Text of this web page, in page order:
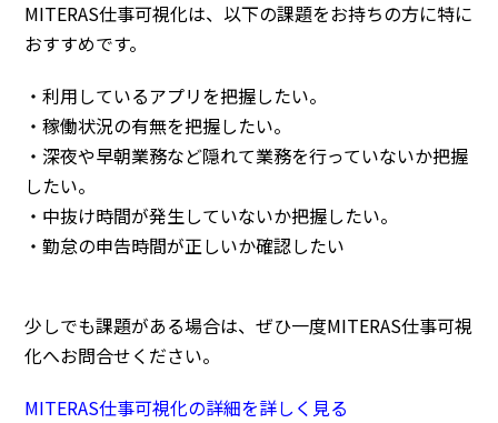
MITERAS仕事可視化は、以下の課題をお持ちの方に特に
おすすめです。
・利用しているアプリを把握したい。
・稼働状況の有無を把握したい。
・深夜や早朝業務など隠れて業務を行っていないか把握
したい。
・中抜け時間が発生していないか把握したい。
・勤怠の申告時間が正しいか確認したい
少しでも課題がある場合は、ぜひ一度MITERAS仕事可視
化へお問合せください。
MITERAS仕事可視化の詳細を詳しく見る